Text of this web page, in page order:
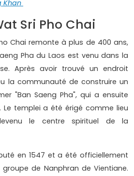
Khan
Sri Pho Chai
Chai remonte à plus de 400 ans,
Pha du Laos est venu dans la
Après avoir trouvé un endroit
la communauté de construire un
"Ban Saeng Pha", qui a ensuite
Le templei a été érigé comme lieu
le centre spirituel de la
en 1547 et a été officiellement
groupe de Nanphran de Vientiane.